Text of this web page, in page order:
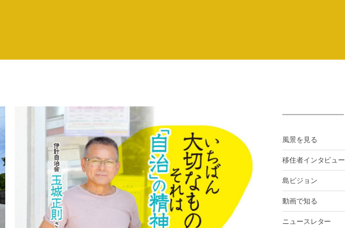
風景を見る
移住者インタビュー
島ビジョン
動画で知る
ニュースレター